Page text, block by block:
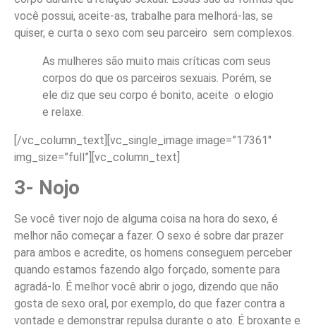
você possui, aceite-as, trabalhe para melhorá-las, se
quiser, e curta o sexo com seu parceiro sem complexos.
As mulheres são muito mais críticas com seus
corpos do que os parceiros sexuais. Porém, se
ele diz que seu corpo é bonito, aceite o elogio
e relaxe.
[/vc_column_text][vc_single_image image=”17361″
img_size=”full”][vc_column_text]
3- Nojo
Se você tiver nojo de alguma coisa na hora do sexo, é
melhor não começar a fazer. O sexo é sobre dar prazer
para ambos e acredite, os homens conseguem perceber
quando estamos fazendo algo forçado, somente para
agradá-lo. É melhor você abrir o jogo, dizendo que não
gosta de sexo oral, por exemplo, do que fazer contra a
vontade e demonstrar repulsa durante o ato. É broxante e